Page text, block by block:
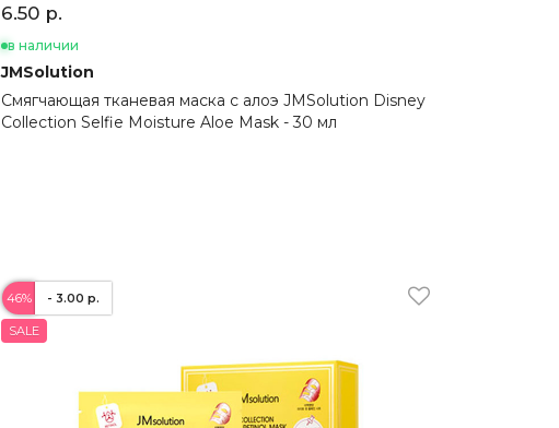
6.50 р.
в наличии
JMSolution
Смягчающая тканевая маска с алоэ JMSolution Disney
Collection Selfie Moisture Aloe Mask - 30 мл
SALE
46% - 3.00 р.